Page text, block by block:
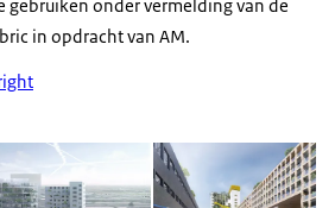
gebruiken onder vermelding van de
in opdracht van AM.
Open de galerij in